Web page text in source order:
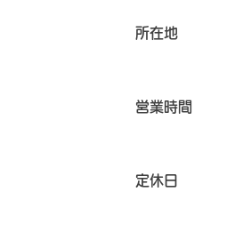
所在地
営業時間
定休日